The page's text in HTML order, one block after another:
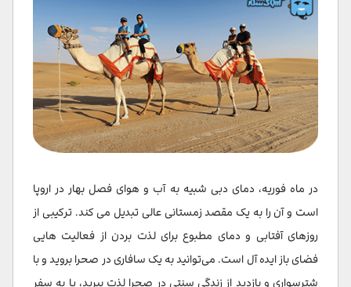
در ماه فوریه، دمای دبی شبیه به آب و هوای فصل بهار در اروپا
است و آن را به یک مقصد زمستانی عالی تبدیل می کند. ترکیبی از
روزهای آفتابی و دمای مطبوع برای لذت بردن از فعالیت هایی
فضای باز ایده آل است. می‌توانید به یک سافاری در صحرا بروید و با
شترسواری و بازدید از زندگی سنتی در صحرا لذت ببرید، یا به سفر